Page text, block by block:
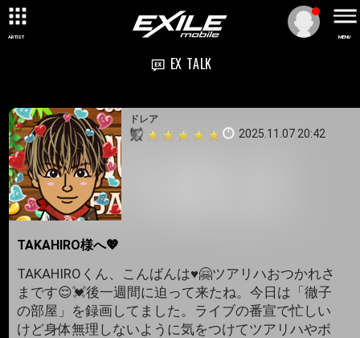
ARTIST MENU
EX TALK
ドレア
2025.11.07 20:42
TAKAHIRO様へ💖
TAKAHIROくん、こんばんは♥️🤗ツアリハおつかれさ
まです😌💓後一週間に迫って来たね。今日は「徹子
の部屋」を録画してました。ライブの番宣で忙しい
けど身体無理しないように気をつけてツアリハやボ